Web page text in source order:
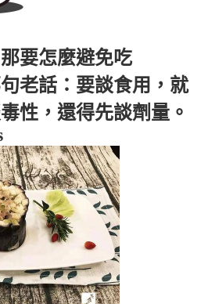
要怎麼避免吃
老話：要談食用，就
性，還得先談劑量。